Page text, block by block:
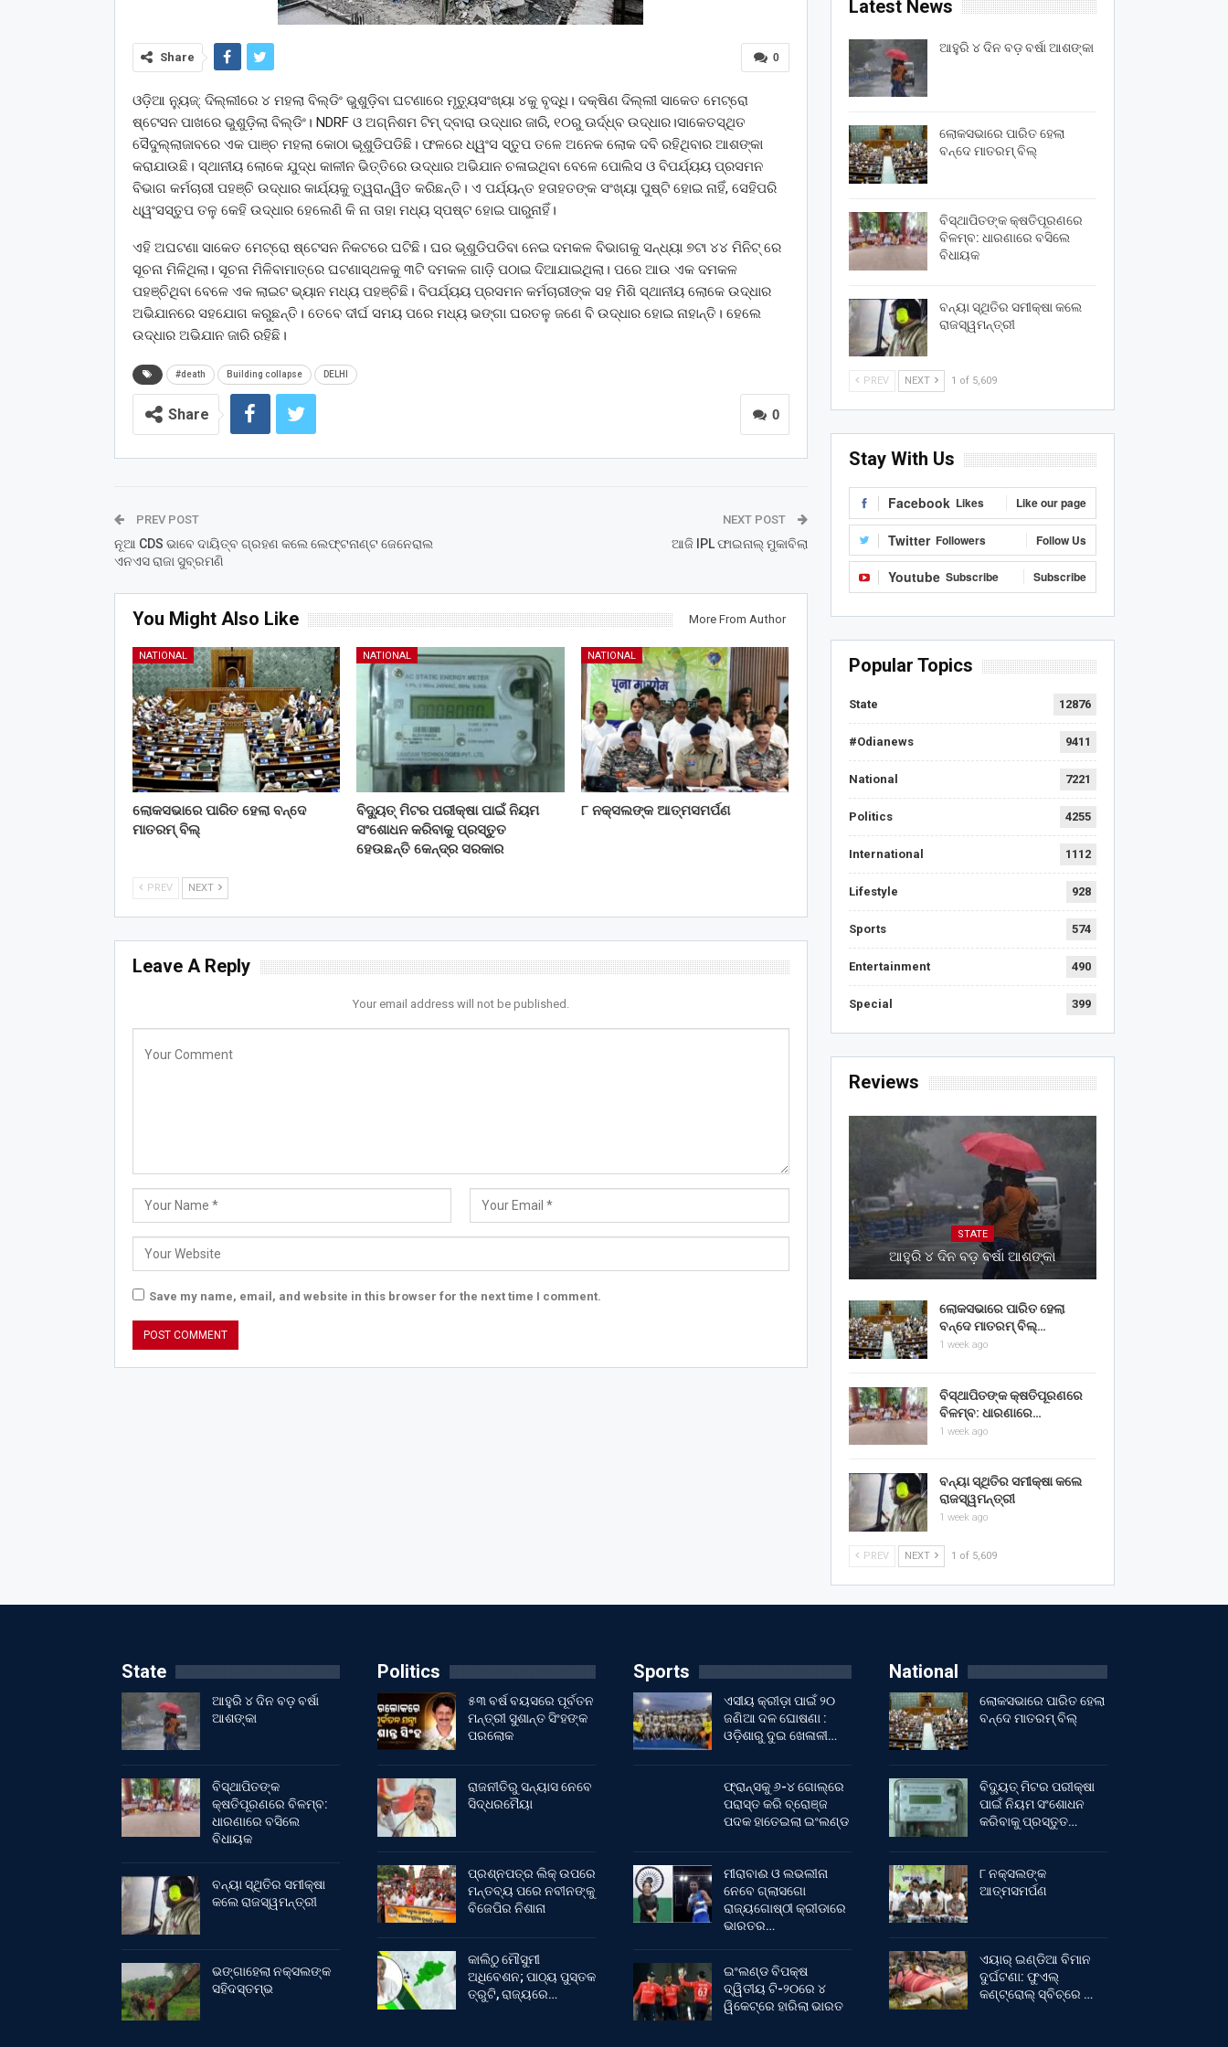
0
Share
ଓଡ଼ିଆ ନ୍ୟୁଜ୍: ଦିଲ୍ଲୀରେ ୪ ମହଲା ବିଲ୍ଡିଂ ଭୁଶୁଡ଼ିବା ଘଟଣାରେ ମୃତ୍ୟୁସଂଖ୍ୟା ୪କୁ ବୃଦ୍ଧି। ଦକ୍ଷିଣ ଦିଲ୍ଲୀ ସାକେତ ମେଟ୍ରୋ
ଷ୍ଟେସନ ପାଖରେ ଭୁଶୁଡ଼ିଲା ବିଲ୍ଡିଂ। NDRF ଓ ଅଗ୍ନିଶମ ଟିମ୍‌ ଦ୍ବାରା ଉଦ୍ଧାର ଜାରି, ୧୦ରୁ ଊର୍ଦ୍ଧ୍ବ ଉଦ୍ଧାର।ସାକେତସ୍ଥିତ
ସୈଦୁଲ୍ଲାଜାବରେ ଏକ ପାଞ୍ଚ ମହଲା କୋଠା ଭୂଶୁଡିପଡିଛି। ଫଳରେ ଧ୍ୱଂସ ସ୍ତୁପ ତଳେ ଅନେକ ଲୋକ ଦବି ରହିଥିବାର ଆଶଙ୍କା
କରାଯାଉଛି। ସ୍ଥାନୀୟ ଲୋକେ ଯୁଦ୍ଧ କାଳୀନ ଭିତ୍ତିରେ ଉଦ୍ଧାର ଅଭିଯାନ ଚଳାଇଥିବା ବେଳେ ପୋଲିସ ଓ ବିପର୍ଯ୍ୟୟ ପ୍ରସମନ
ବିଭାଗ କର୍ମଚାରୀ ପହଞ୍ଚି ଉଦ୍ଧାର କାର୍ଯ୍ୟକୁ ତ୍ୱରାନ୍ୱିତ କରିଛନ୍ତି। ଏ ପର୍ଯ୍ୟନ୍ତ ହତାହତଙ୍କ ସଂଖ୍ୟା ପୁଷ୍ଟି ହୋଇ ନାହିଁ, ସେହିପରି
ଧ୍ୱଂସସ୍ତୁପ ତଳୁ କେହି ଉଦ୍ଧାର ହେଲେଣି କି ନା ତାହା ମଧ୍ୟ ସ୍ପଷ୍ଟ ହୋଇ ପାରୁନାହିଁ।
ଏହି ଅଘଟଣା ସାକେତ ମେଟ୍ରୋ ଷ୍ଟେସନ ନିକଟରେ ଘଟିଛି। ଘର ଭୂଶୁଡିପଡିବା ନେଇ ଦମକଳ ବିଭାଗକୁ ସନ୍ଧ୍ୟା ୭ଟା ୪୪ ମିନିଟ୍ ରେ
ସୂଚନା ମିଳିଥିଲା। ସୂଚନା ମିଳିବାମାତ୍ରେ ଘଟଣାସ୍ଥଳକୁ ୩ଟି ଦମକଳ ଗାଡ଼ି ପଠାଇ ଦିଆଯାଇଥିଲା। ପରେ ଆଉ ଏକ ଦମକଳ
ପହଞ୍ଚିଥିବା ବେଳେ ଏକ ଲାଇଟ ଭ୍ୟାନ ମଧ୍ୟ ପହଞ୍ଚିଛି। ବିପର୍ଯ୍ୟୟ ପ୍ରସମନ କର୍ମଚାରୀଙ୍କ ସହ ମିଶି ସ୍ଥାନୀୟ ଲୋକେ ଉଦ୍ଧାର
ଅଭିଯାନରେ ସହଯୋଗ କରୁଛନ୍ତି। ତେବେ ଦୀର୍ଘ ସମୟ ପରେ ମଧ୍ୟ ଭଙ୍ଗା ଘରତଳୁ ଜଣେ ବି ଉଦ୍ଧାର ହୋଇ ନାହାନ୍ତି। ହେଲେ
ଉଦ୍ଧାର ଅଭିଯାନ ଜାରି ରହିଛି।
#death Building collapse DELHI
0
Share
PREV POST
ନୂଆ CDS ଭାବେ ଦାୟିତ୍ବ ଗ୍ରହଣ କଲେ ଲେଫ୍ଟନାଣ୍ଟ ଜେନେରାଲ
ଏନଏସ ରାଜା ସୁବ୍ରମଣି
NEXT POST
ଆଜି IPL ଫାଇନାଲ୍ ମୁକାବିଲା
You Might Also Like More From Author
NATIONAL
ଲୋକସଭାରେ ପାରିତ ହେଲା ବନ୍ଦେ
ମାତରମ୍‌ ବିଲ୍‌
NATIONAL
ବିଦ୍ୟୁତ୍ ମିଟର ପରୀକ୍ଷା ପାଇଁ ନିୟମ
ସଂଶୋଧନ କରିବାକୁ ପ୍ରସ୍ତୁତ
ହେଉଛନ୍ତି କେନ୍ଦ୍ର ସରକାର
NATIONAL
୮ ନକ୍ସଲଙ୍କ ଆତ୍ମସମର୍ପଣ
PREV NEXT
Leave A Reply
Your email address will not be published.
Save my name, email, and website in this browser for the next time I comment.
Latest News
ଆହୁରି ୪ ଦିନ ବଡ଼ ବର୍ଷା ଆଶଙ୍କା
ଲୋକସଭାରେ ପାରିତ ହେଲା
ବନ୍ଦେ ମାତରମ୍‌ ବିଲ୍‌
ବିସ୍ଥାପିତଙ୍କ କ୍ଷତିପୂରଣରେ
ବିଳମ୍ବ: ଧାରଣାରେ ବସିଲେ
ବିଧାୟକ
ବନ୍ୟା ସ୍ଥିତିର ସମୀକ୍ଷା କଲେ
ରାଜସ୍ୱମନ୍ତ୍ରୀ
PREV NEXT 1 of 5,609
Stay With Us
Facebook Likes Like our page
Twitter Followers Follow Us
Youtube Subscribe Subscribe
Popular Topics
State 12876
#Odianews 9411
National 7221
Politics 4255
International 1112
Lifestyle 928
Sports 574
Entertainment 490
Special 399
Reviews
STATE
ଆହୁରି ୪ ଦିନ ବଡ଼ ବର୍ଷା ଆଶଙ୍କା
ଲୋକସଭାରେ ପାରିତ ହେଲା
ବନ୍ଦେ ମାତରମ୍‌ ବିଲ୍‌…
1 week ago
ବିସ୍ଥାପିତଙ୍କ କ୍ଷତିପୂରଣରେ
ବିଳମ୍ବ: ଧାରଣାରେ…
1 week ago
ବନ୍ୟା ସ୍ଥିତିର ସମୀକ୍ଷା କଲେ
ରାଜସ୍ୱମନ୍ତ୍ରୀ
1 week ago
PREV NEXT 1 of 5,609
State
ଆହୁରି ୪ ଦିନ ବଡ଼ ବର୍ଷା
ଆଶଙ୍କା
ବିସ୍ଥାପିତଙ୍କ
କ୍ଷତିପୂରଣରେ ବିଳମ୍ବ:
ଧାରଣାରେ ବସିଲେ
ବିଧାୟକ
ବନ୍ୟା ସ୍ଥିତିର ସମୀକ୍ଷା
କଲେ ରାଜସ୍ୱମନ୍ତ୍ରୀ
ଭଙ୍ଗାହେଲା ନକ୍ସଲଙ୍କ
ସହିଦସ୍ତମ୍ଭ
Politics
୫୩ ବର୍ଷ ବୟସରେ ପୂର୍ବତନ
ମନ୍ତ୍ରୀ ସୁଶାନ୍ତ ସିଂହଙ୍କ
ପରଲୋକ
ରାଜନୀତିରୁ ସନ୍ୟାସ ନେବେ
ସିଦ୍ଧରମୈୟା
ପ୍ରଶ୍ନପତ୍ର ଲିକ୍ ଉପରେ
ମନ୍ତବ୍ୟ ପରେ ନବୀନଙ୍କୁ
ବିଜେପିର ନିଶାନା
କାଲିଠୁ ମୌସୁମୀ
ଅଧିବେଶନ; ପାଠ୍ୟ ପୁସ୍ତକ
ତ୍ରୁଟି, ରାଜ୍ୟରେ…
Sports
ଏସୀୟ କ୍ରୀଡ଼ା ପାଇଁ ୨୦
ଜଣିଆ ଦଳ ଘୋଷଣା :
ଓଡ଼ିଶାରୁ ଦୁଇ ଖେଳାଳୀ…
ଫ୍ରାନ୍ସକୁ ୬-୪ ଗୋଲ୍‌ରେ
ପରାସ୍ତ କରି ବ୍ରୋଞ୍ଜ
ପଦକ ହାତେଇଲା ଇଂଲଣ୍ଡ
ମୀରାବାଈ ଓ ଲଭଲୀନା
ନେବେ ଗ୍ଲାସଗୋ
ରାଜ୍ୟଗୋଷ୍ଠୀ କ୍ରୀଡାରେ
ଭାରତର…
ଇଂଲଣ୍ଡ ବିପକ୍ଷ
ଦ୍ୱିତୀୟ ଟି-୨୦ରେ ୪
ୱିକେଟ୍‌ରେ ହାରିଲା ଭାରତ
National
ଲୋକସଭାରେ ପାରିତ ହେଲା
ବନ୍ଦେ ମାତରମ୍‌ ବିଲ୍‌
ବିଦ୍ୟୁତ୍ ମିଟର ପରୀକ୍ଷା
ପାଇଁ ନିୟମ ସଂଶୋଧନ
କରିବାକୁ ପ୍ରସ୍ତୁତ…
୮ ନକ୍ସଲଙ୍କ
ଆତ୍ମସମର୍ପଣ
ଏୟାର୍ ଇଣ୍ଡିଆ ବିମାନ
ଦୁର୍ଘଟଣା: ଫୁଏଲ୍‌
କଣ୍ଟ୍ରୋଲ୍‌ ସ୍ବିଚ୍‌ରେ …